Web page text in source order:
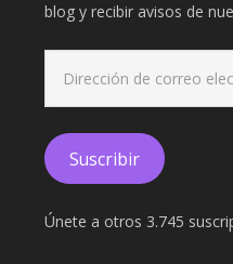
blog y recibir avisos de
correo
electrónico
Suscribir
Únete a otros 3.745